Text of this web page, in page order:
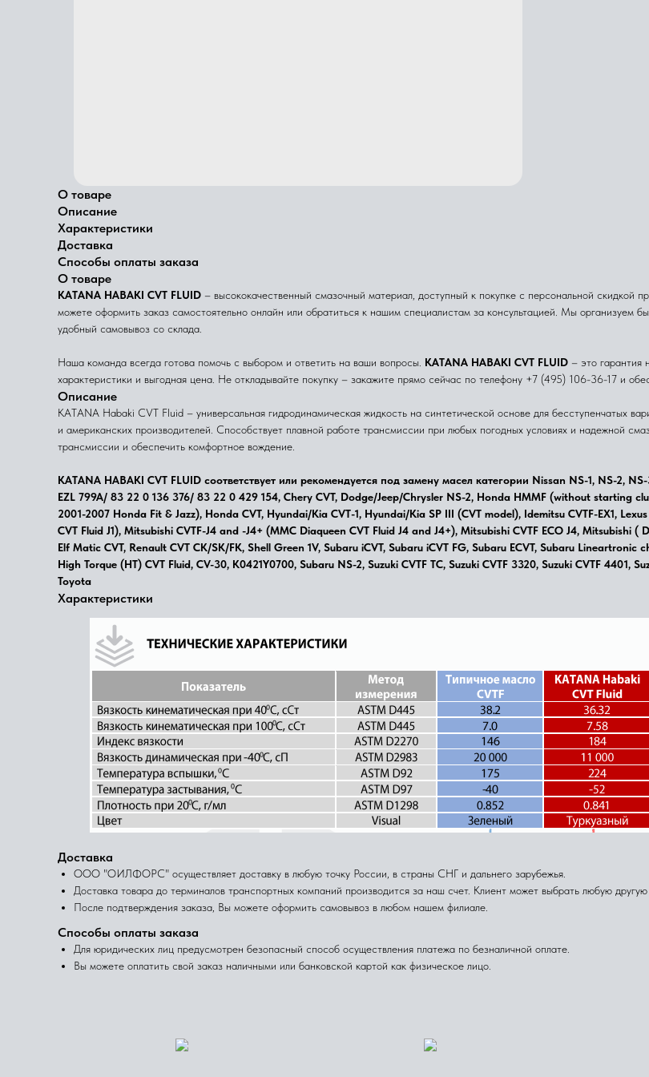
О товаре
Описание
Характеристики
Доставка
Способы оплаты заказа
О товаре
KATANA HABAKI CVT FLUID – высококачественный смазочный материал, доступный к покупке с персональной
можете оформить заказ самостоятельно онлайн или обратиться к нашим специалистам за консультацией. Мы организуем
удобный самовывоз со склада.
Наша команда всегда готова помочь с выбором и ответить на ваши вопросы. KATANA HABAKI CVT FLUID – это гарантия
характеристики и выгодная цена. Не откладывайте покупку – закажите прямо сейчас по телефону +7 (495) 106-36-17 и
Описание
KATANA Habaki CVT Fluid – универсальная гидродинамическая жидкость на синтетической основе для бесступенчатых
и американских производителей. Способствует плавной работе трансмиссии при любых погодных условиях и надежной
трансмиссии и обеспечить комфортное вождение.
KATANA HABAKI CVT FLUID соответствует или рекомендуется под замену масел категории Nissan NS-1, NS-2,
EZL 799A/ 83 22 0 136 376/ 83 22 0 429 154, Chery CVT, Dodge/Jeep/Chrysler NS-2, Honda HMMF (without starting
2001-2007 Honda Fit & Jazz), Honda CVT, Hyundai/Kia CVT-1, Hyundai/Kia SP III (CVT model), Idemitsu CVTF-EX1,
CVT Fluid J1), Mitsubishi CVTF-J4 and -J4+ (MMC Diaqueen CVT Fluid J4 and J4+), Mitsubishi CVTF ECO J4, Mitsubishi (
Elf Matic CVT, Renault CVT CK/SK/FK, Shell Green 1V, Subaru iCVT, Subaru iCVT FG, Subaru ECVT, Subaru
High Torque (HT) CVT Fluid, CV-30, K0421Y0700, Subaru NS-2, Suzuki CVTF TC, Suzuki CVTF 3320, Suzuki CVTF 4401,
Toyota
Характеристики
Доставка
ООО "ОИЛФОРС" осуществляет доставку в любую точку России, в страны СНГ и дальнего зарубежья.
Доставка товара до терминалов транспортных компаний производится за наш счет. Клиент может выбрать любую другую
После подтверждения заказа, Вы можете оформить самовывоз в любом нашем филиале.
Способы оплаты заказа
Для юридических лиц предусмотрен безопасный способ осуществления платежа по безналичной оплате.
Вы можете оплатить свой заказ наличными или банковской картой как физическое лицо.